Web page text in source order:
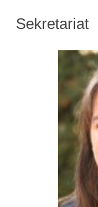
Sekretariat